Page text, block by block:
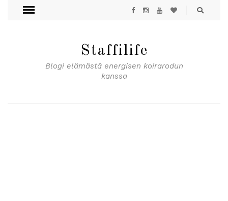
Staffilife
Blogi elämästä energisen koirarodun
kanssa